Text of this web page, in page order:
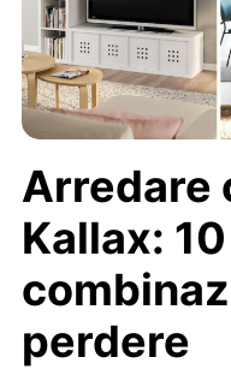
Arredare
Kallax:
perdere